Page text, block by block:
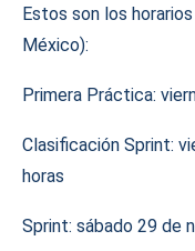
Estos son los
México):
Primera Práctica:
Clasificación Sprint:
horas
Sprint: sábado 29 de